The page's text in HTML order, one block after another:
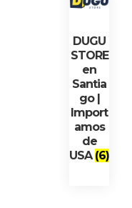
DUGU
STORE
en
Santia
go |
Import
amos
de
USA(6)